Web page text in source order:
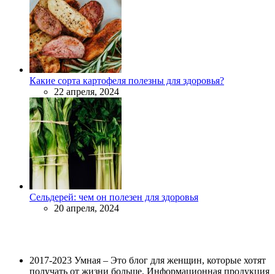
Какие сорта картофеля полезны для здоровья?
22 апреля, 2024
Сельдерей: чем он полезен для здоровья
20 апреля, 2024
2017-2023 Умная – Это блог для женщин, которые хотят
получать от жизни больше. Информационная продукция